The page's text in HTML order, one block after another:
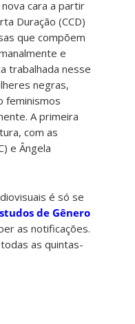
cara a partir
Duração (CCD)
que compõem
e
trabalhada nesse
negras,
feminismos
A primeira
com as
e Ângela
é só se
de Gênero
as notificações.
as quintas-